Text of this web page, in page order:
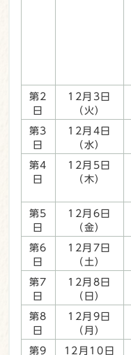
第2
日
12月3日
（火）
第3
日
12月4日
（水）
第4
日
12月5日
（木）
第5
日
12月6日
（金）
第6
日
12月7日
（土）
第7
日
12月8日
（日）
第8
日
12月9日
（月）
第9
12月10日